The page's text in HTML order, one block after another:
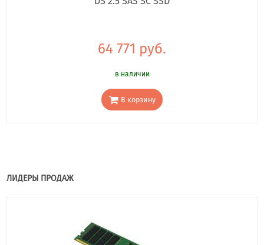
64 771 руб.
в наличии
В корзину
ЛИДЕРЫ ПРОДАЖ